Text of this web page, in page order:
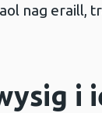
nag eraill,
i